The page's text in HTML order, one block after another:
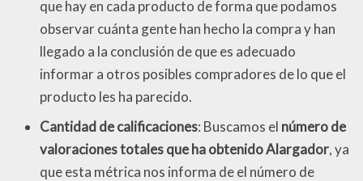
que hay en cada producto de forma que podamos
observar cuánta gente han hecho la compra y han
llegado a la conclusión de que es adecuado
informar a otros posibles compradores de lo que el
producto les ha parecido.
Cantidad de calificaciones: Buscamos el número de
valoraciones totales que ha obtenido Alargador, ya
que esta métrica nos informa de el número de